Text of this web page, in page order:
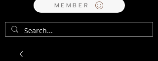
MEMBER